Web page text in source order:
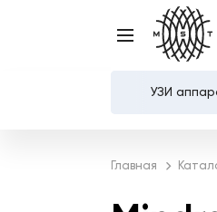
УЗИ
Главная